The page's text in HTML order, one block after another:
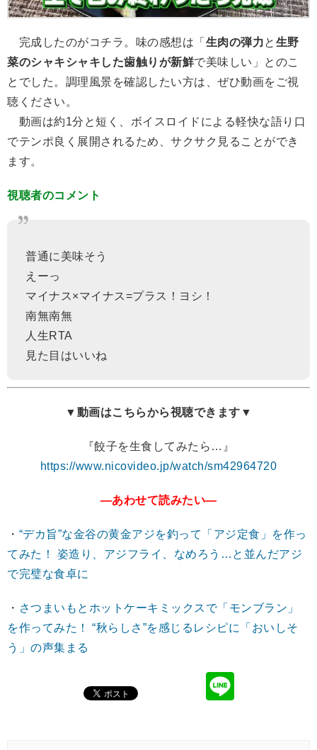
完成したのがコチラ。味の感想は「 生肉の弾力と 生野
菜のシャキシャキした歯触りが新鮮で美味しい」とのこ
とでした。調理風景を確認したい方は、ぜひ動画をご視
聴ください。
動画は約1分と短く、ボイスロイドによる軽快な語り口
でテンポ良く展開されるため、サクサク見ることができ
ます。
視聴者のコメント
普通に美味そう
えーっ
マイナス×マイナス=プラス！ヨシ！
南無南無
人生RTA
見た目はいいね
▼動画はこちらから視聴できます▼
『餃子を生食してみたら…』
https://www.nicovideo.jp/watch/sm42964720
―あわせて読みたい―
・ “デカ旨”な金谷の黄金アジを釣って「アジ定食」を作っ
てみた！ 姿造り、アジフライ、なめろう…と並んだアジ
で完璧な食卓に
・ さつまいもとホットケーキミックスで「モンブラン」
を作ってみた！ “秋らしさ”を感じるレシピに「おいしそ
う」の声集まる